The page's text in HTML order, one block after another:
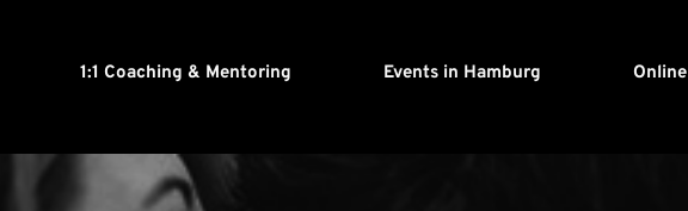
1:1 Coaching & Mentoring Events in Hamburg